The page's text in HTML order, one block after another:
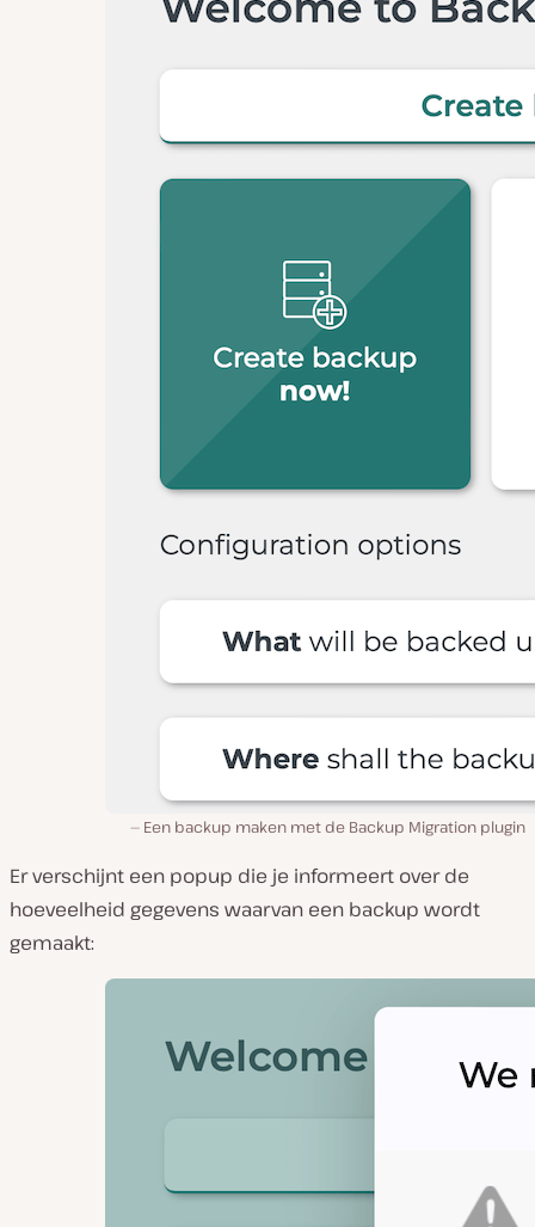
Een backup maken met de Backup Migration plugin
Er verschijnt een popup die je informeert over de
hoeveelheid gegevens waarvan een backup wordt
gemaakt: